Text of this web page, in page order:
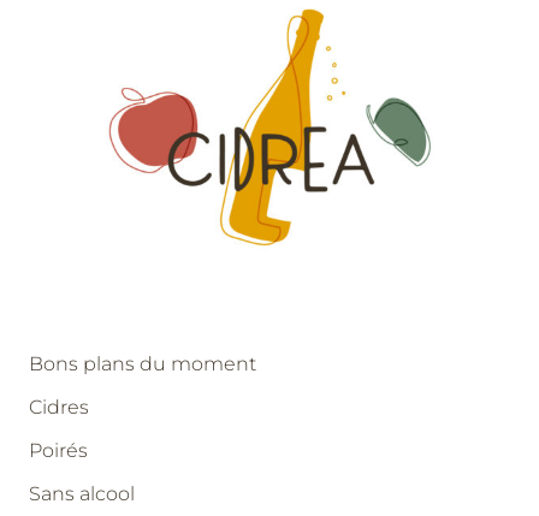
Bons plans du moment
Cidres
Poirés
Sans alcool